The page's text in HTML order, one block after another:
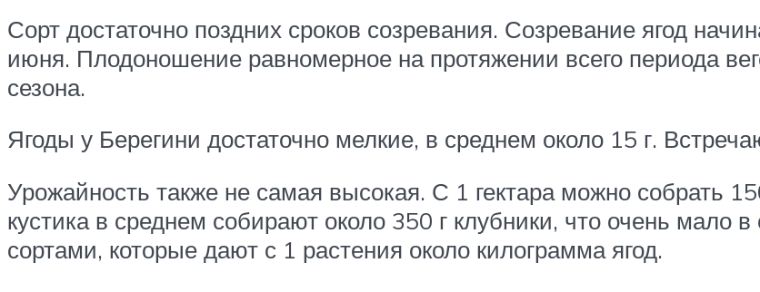
Сорт достаточно поздних сроков созревания. Созревание ягод
июня. Плодоношение равномерное на протяжении всего периода
сезона.
Ягоды у Берегини достаточно мелкие, в среднем около 15 г.
Урожайность также не самая высокая. С 1 гектара можно собрать
кустика в среднем собирают около 350 г клубники, что очень мало
сортами, которые дают с 1 растения около килограмма ягод.